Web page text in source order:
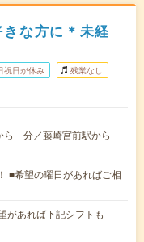
な方に＊未経
祝日が休み 残業なし
---分／藤崎宮前駅から---
■希望の曜日があればご相
があれば下記シフトも